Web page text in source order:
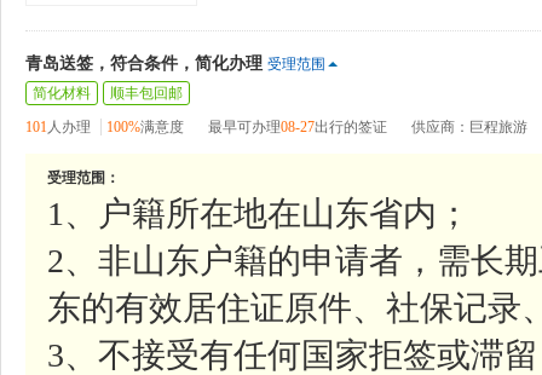
青岛送签，符合条件，简化办理 受理范围
简化材料
顺丰包回邮
101人办理 100%满意度 最早可办理08-27出行的签证 供应商：巨程旅游
受理范围：
1、户籍所在地在山东省内；
2、非山东户籍的申请者，需长
东的有效居住证原件、社保记录
3、不接受有任何国家拒签或滞